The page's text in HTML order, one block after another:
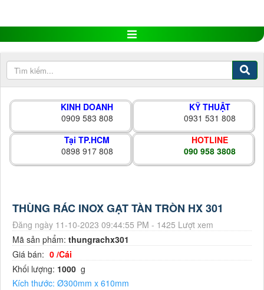
KINH DOANH
0909 583 808
KỸ THUẬT
0931 531 808
Tại TP.HCM
0898 917 808
HOTLINE
090 958 3808
THÙNG RÁC INOX GẠT TÀN TRÒN HX 301
Đăng ngày 11-10-2023 09:44:55 PM - 1425 Lượt xem
Mã sản phẩm: thungrachx301
Giá bán: 0 /Cái
Khối lượng: 1000 g
Kích thước: Ø300mm x 610mm